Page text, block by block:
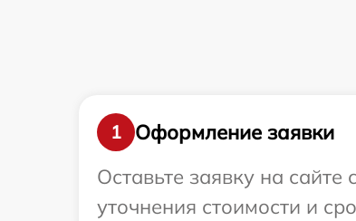
1
Оформление заявки
Оставьте заявку на
уточнения стоимости и